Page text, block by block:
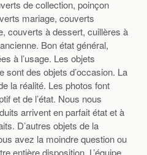
de collection, poinçon
mariage, couverts
couverts à dessert, cuillères à
Bon état général,
à l’usage. Les objets
sont des objets d’occasion. La
la réalité. Les photos font
et de l’état. Nous nous
arrivent en parfait état et à
D’autres objets de la
avez la moindre question ou
entière disposition. L’équipe